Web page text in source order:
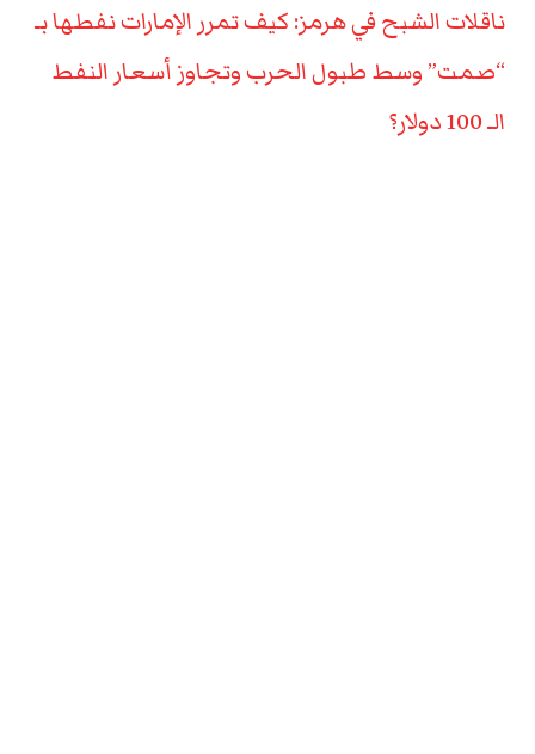
ناقلات الشبح في هرمز: كيف تمرر الإمارات نفطها بـ
“صمت” وسط طبول الحرب وتجاوز أسعار النفط
الـ 100 دولار؟